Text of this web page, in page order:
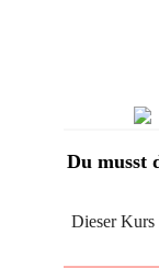
Du musst
Dieser Kurs